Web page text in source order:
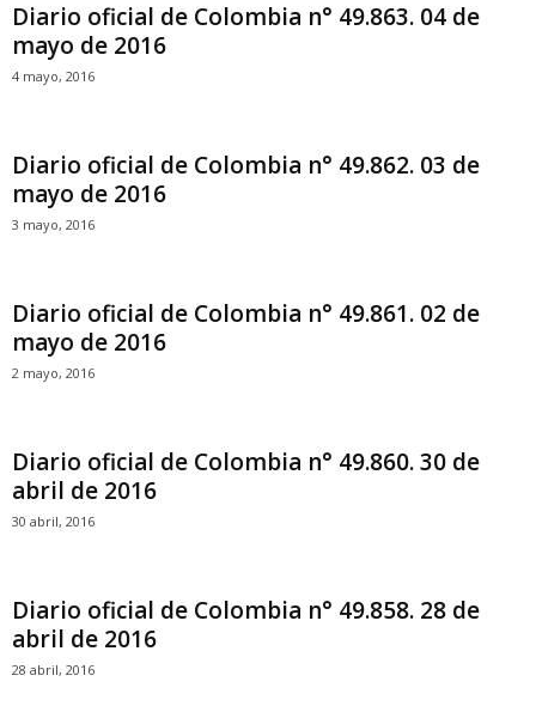
Diario oficial de Colombia n° 49.863. 04 de
mayo de 2016
4 mayo, 2016
Diario oficial de Colombia n° 49.862. 03 de
mayo de 2016
3 mayo, 2016
Diario oficial de Colombia n° 49.861. 02 de
mayo de 2016
2 mayo, 2016
Diario oficial de Colombia n° 49.860. 30 de
abril de 2016
30 abril, 2016
Diario oficial de Colombia n° 49.858. 28 de
abril de 2016
28 abril, 2016